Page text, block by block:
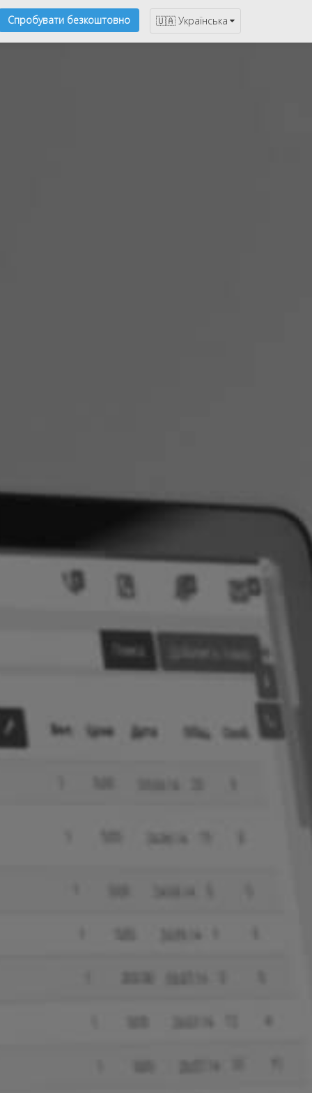
Спробувати безкоштовно 🇺🇦 Українська